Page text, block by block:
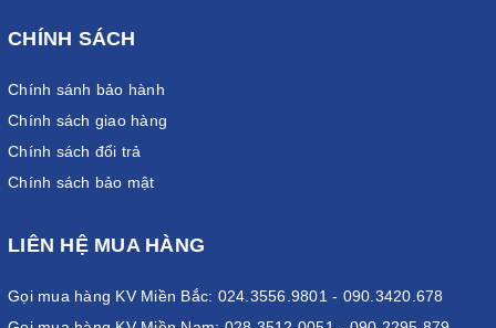
CHÍNH SÁCH
Chính sánh bảo hành
Chính sách giao hàng
Chính sách đổi trả
Chính sách bảo mật
LIÊN HỆ MUA HÀNG
Gọi mua hàng KV Miền Bắc: 024.3556.9801 - 090.3420.678